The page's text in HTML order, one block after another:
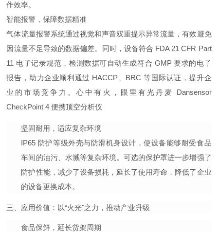
作效率。
智能报警，保障数据精准
气体流量报警系统通过视觉和声音双重提示异常流量，有效避免
因流量不足导致的数据偏差。同时，设备符合 FDA 21 CFR Part
11 电子记录规范，检测数据可自动生成符合 GMP 要求的电子
报告，助力企业顺利通过 HACCP、BRC 等国际认证，提升企
业的市场竞争力。心中有火，眼里有光丹麦 Dansensor
CheckPoint 4 便携顶空分析仪
坚固耐用，适应复杂环境
IP65 防护等级外壳与防滑机身设计，使设备能够耐受食品
车间的油污、水溅等复杂环境。可选的保护罩进一步增强了
防护性能，减少了设备损耗，延长了使用寿命，降低了企业
的设备更换成本。
三、应用价值：以“火光"之力，推动产业升级
食品保鲜，延长货架周期